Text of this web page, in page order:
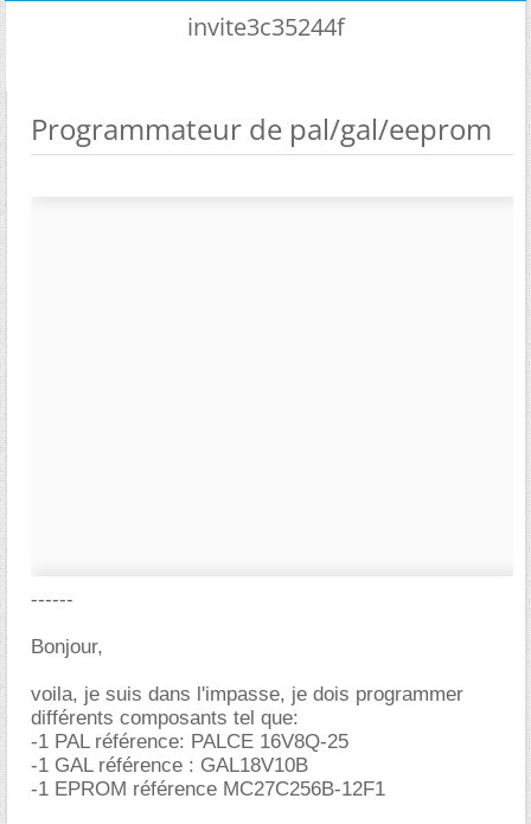
invite3c35244f
Programmateur de pal/gal/eeprom
------
Bonjour,
voila, je suis dans l'impasse, je dois programmer
différents composants tel que:
-1 PAL référence: PALCE 16V8Q-25
-1 GAL référence : GAL18V10B
-1 EPROM référence MC27C256B-12F1